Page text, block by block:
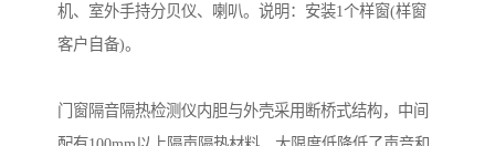
机、室外手持分贝仪、喇叭。说明：安装1个样窗(样窗
客户自备)。
门窗隔音隔热检测仪内胆与外壳采用断桥式结构，中间